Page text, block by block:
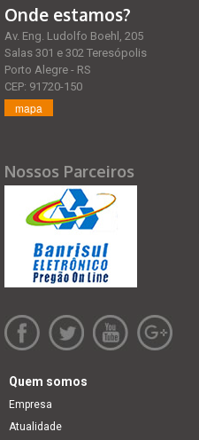
Onde estamos?
Av. Eng. Ludolfo Boehl, 205
Salas 301 e 302 Teresópolis
Porto Alegre - RS
CEP: 91720-150
mapa
Nossos Parceiros
Quem somos
Empresa
Atualidade